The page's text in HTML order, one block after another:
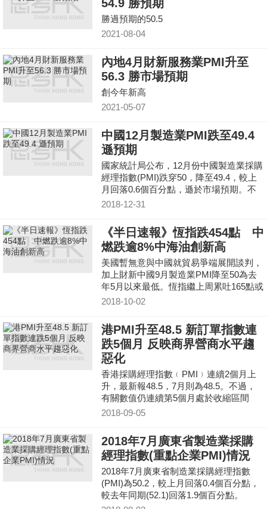
54.9 勝預期
勝過預期的50.5
2021-08-04
內地4月財新服務業PMI升至
56.3 勝市場預期
創今年新高
2021-05-07
中國12月製造業PMI跌至49.4
遜預期
國家統計局公布，12月份中國製造業採購
經理指數(PMI)跌穿50，降至49.4，較上
月回落0.6個百分點，遜於市場預期。不
過非製造業PMI回升至53.8，比上月上升
2018-12-31
《半日速報》恆指跌454點 中
燃跌逾8%中海油創新高
美國暫無意與中國就貿易爭端展開談判，
加上財新中國9月製造業PMI降至50為去
年5月以來最低。恆指繼上周累吐165點或
0.6%結束連升兩周後，半日收27,333點，
報10,827點。
2018-10-02
港PMI升至48.5 新訂單指數連
跌5個月 反映商界營商水平趨
惡化
香港採購經理指數﹙PMI﹚連續2個月上
升，最新報48.5，7月則為48.5。不過，
有關數值仍連續第5個月處於收縮區間
2018-09-05
2018年7月廣東省製造業採購
經理指數(重點企業PMI)情況
2018年7月廣東省制造業採購經理指數
(PMI)為50.2，較上月回落0.4個百分點，
較去年同期(52.1)回落1.9個百分點。